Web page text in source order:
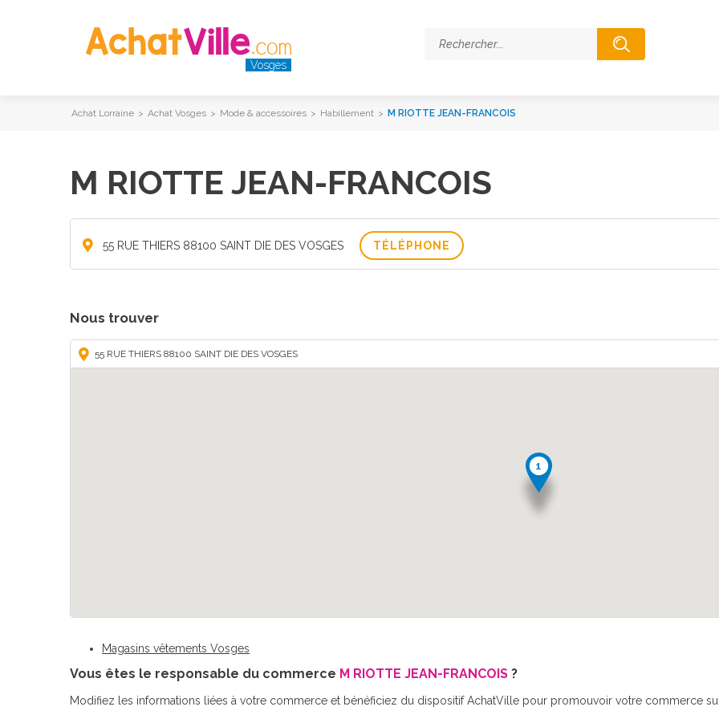
Vosges
Achat Lorraine > Achat Vosges > Mode & accessoires > Habillement > M RIOTTE JEAN-FRANCOIS
M RIOTTE JEAN-FRANCOIS
55 RUE THIERS 88100 SAINT DIE DES VOSGES TÉLÉPHONE
Nous trouver
55 RUE THIERS 88100 SAINT DIE DES VOSGES
Magasins vêtements Vosges
Vous êtes le responsable du commerce M RIOTTE JEAN-FRANCOIS ?
Modifiez les informations liées à votre commerce et bénéficiez du dispositif AchatVille pour promouvoir votre commerce